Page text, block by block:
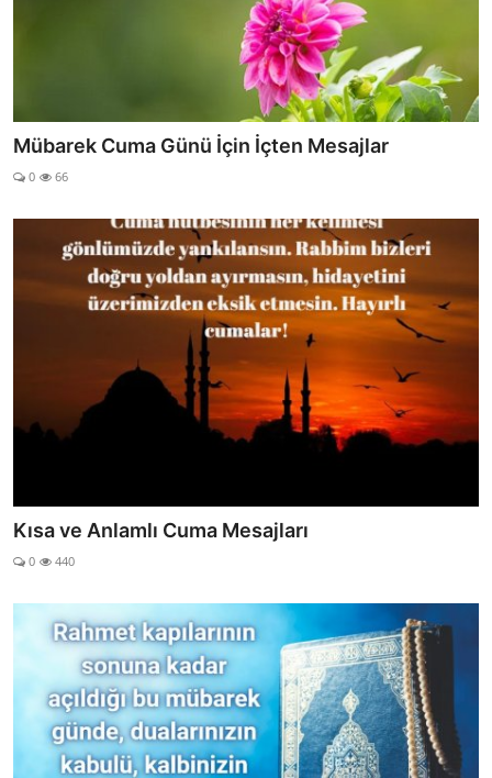
Mübarek Cuma Günü İçin İçten Mesajlar
0 66
Kısa ve Anlamlı Cuma Mesajları
0 440